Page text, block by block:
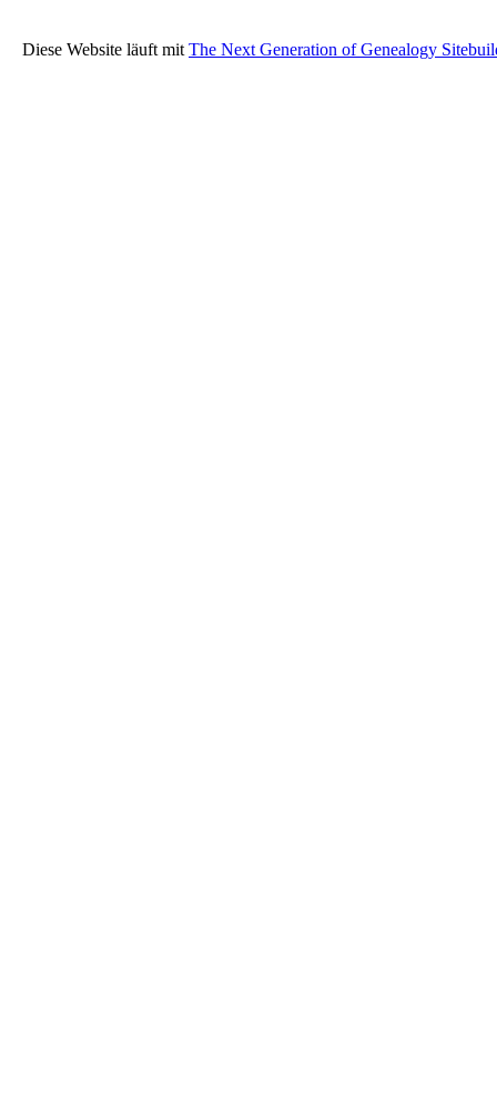
Diese Website läuft mit The Next Generation of Genealogy